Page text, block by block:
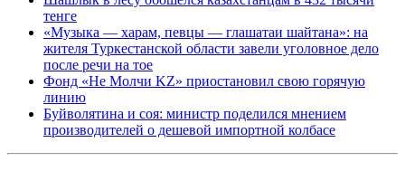
тенге
«Музыка — харам, певцы — глашатаи шайтана»: на
жителя Туркестанской области завели уголовное дело
после речи на тое
Фонд «Не Молчи KZ» приостановил свою горячую
линию
Буйволятина и соя: министр поделился мнением
производителей о дешевой импортной колбасе